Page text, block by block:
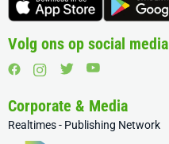
Volg ons op social media
Corporate & Media
Realtimes - Publishing Network